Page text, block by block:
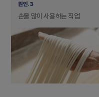
원인.3
손을 많이 사용하는 직업